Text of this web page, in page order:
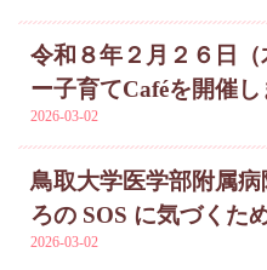
令和８年２月２６日（
ー子育てCaféを開催し
2026-03-02
鳥取大学医学部附属
ろの SOS に気づくた
2026-03-02